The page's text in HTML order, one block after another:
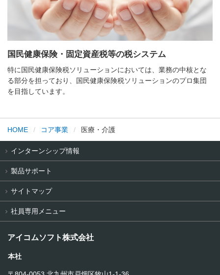
HOME コア事業 医療・介護
国民健康保険・固定資産税等の税システム
特に国民健康保険税ソリューションにおいては、業務の中核とな
る部分を担っており、国民健康保険税ソリューションのプロ集団
を目指しています。
インターンシップ情報
製品サポート
サイトマップ
社員専用メニュー
アイコムソフト株式会社
本社